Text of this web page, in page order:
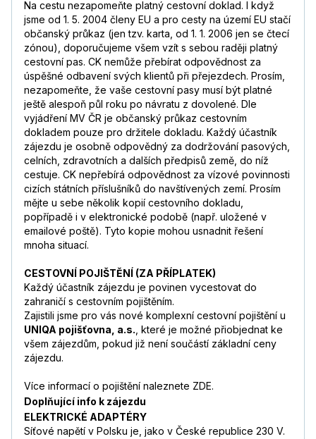
Na cestu nezapomeňte platný cestovní doklad. I když
jsme od 1. 5. 2004 členy EU a pro cesty na území EU stačí
občanský průkaz (jen tzv. karta, od 1. 1. 2006 jen se čtecí
zónou), doporučujeme všem vzít s sebou raději platný
cestovní pas. CK nemůže přebírat odpovědnost za
úspěšné odbavení svých klientů při přejezdech. Prosím,
nezapomeňte, že vaše cestovní pasy musí být platné
ještě alespoň půl roku po návratu z dovolené. Dle
vyjádření MV ČR je občanský průkaz cestovním
dokladem pouze pro držitele dokladu. Každý účastník
zájezdu je osobně odpovědný za dodržování pasových,
celních, zdravotních a dalších předpisů země, do níž
cestuje. CK nepřebírá odpovědnost za vízové povinnosti
cizích státních příslušníků do navštívených zemí. Prosím
mějte u sebe několik kopií cestovního dokladu,
popřípadě i v elektronické podobě (např. uložené v
emailové poště). Tyto kopie mohou usnadnit řešení
mnoha situací.
CESTOVNÍ POJIŠTĚNÍ (ZA PŘÍPLATEK)
Každý účastník zájezdu je povinen vycestovat do
zahraničí s cestovním pojištěním.
Zajistili jsme pro vás nové komplexní cestovní pojištění u
UNIQA pojišťovna, a.s. , které je možné přiobjednat ke
všem zájezdům, pokud již není součástí základní ceny
zájezdu.
Více informací o pojištění naleznete ZDE.
Doplňující info k zájezdu
ELEKTRICKÉ ADAPTÉRY
Síťové napětí v Polsku je, jako v České republice 230 V.